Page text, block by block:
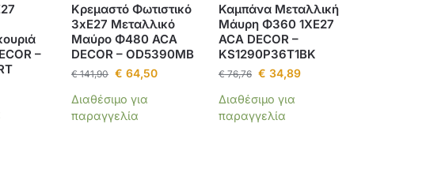
–
Κρεμαστό Φωτιστικό
3xE27 Μεταλλικό
Μαύρο Φ480 ACA
DECOR – OD5390MB
€141,90 € 64,50
Διαθέσιμο για
παραγγελία
Καμπάνα Μεταλλική
Μάυρη Φ360 1ΧE27
ACA DECOR –
KS1290P36T1BK
€76,76 € 34,89
Διαθέσιμο για
παραγγελία